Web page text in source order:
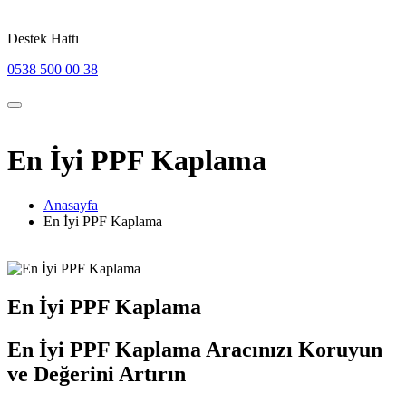
Destek Hattı
0538 500 00 38
En İyi PPF Kaplama
Anasayfa
En İyi PPF Kaplama
En İyi PPF Kaplama
En İyi PPF Kaplama Aracınızı Koruyun
ve Değerini Artırın